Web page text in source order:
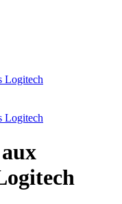
Logitech
Logitech